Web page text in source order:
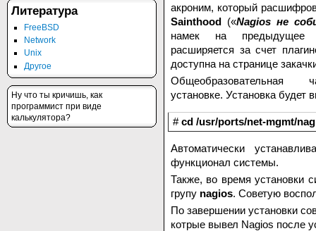
акроним, который
Sainthood («Nagios не
намек на предыдущее
расширяется за счет
доступна на странице
установке. Установка будет
#cd /usr/ports/net-mgmt/
Автоматически
функционал системы.
Также, во время установки
групу nagios. Советую
По завершении установки
котрые вывел Nagios после
Литература
FreeBSD
Network
Unix
Другое
Hу что ты кричишь, как
программист при виде
калькулятора?